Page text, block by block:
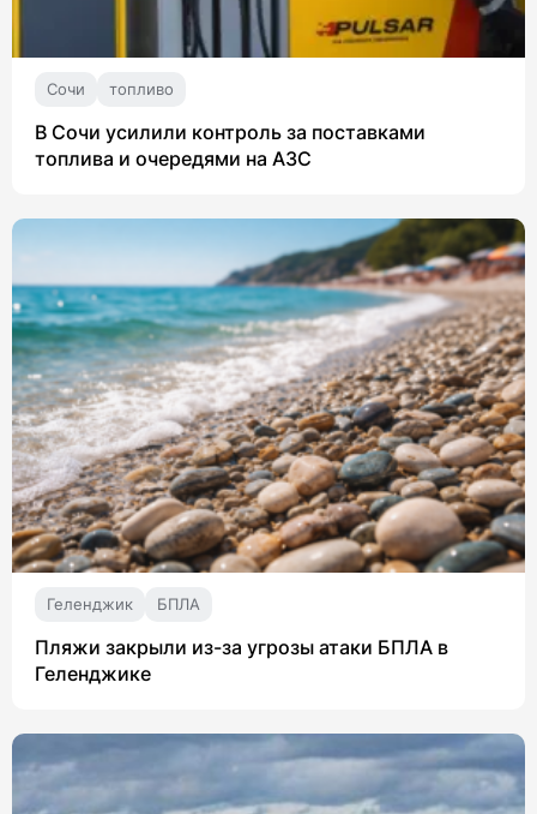
Сочи топливо
В Сочи усилили контроль за поставками
топлива и очередями на АЗС
Геленджик БПЛА
Пляжи закрыли из-за угрозы атаки БПЛА в
Геленджике